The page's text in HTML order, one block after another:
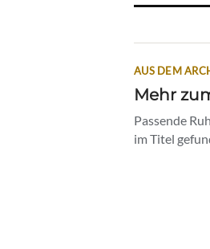
AUS DEM
Mehr
Passende
im Titel